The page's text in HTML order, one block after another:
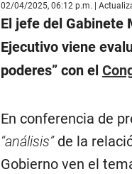
02/04/2025, 06:12 p.m. |
El jefe del Gabinete
Ejecutivo viene
poderes” con el
En conferencia de
“análisis”de la
Gobierno ven el